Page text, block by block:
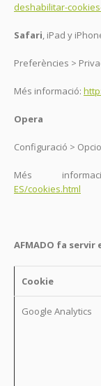
deshabilitar-
Safari, iPad y
Preferències >
Més informació:
Opera
Configuració >
Més
ES/cookies.html
AFMADO fa servir
Cookie
Google Analytics